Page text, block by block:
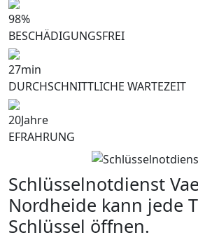
98%
BESCHÄDIGUNGSFREI
27min
DURCHSCHNITTLICHE WARTEZEIT
20Jahre
EFRAHRUNG
Schlüsselnotdienst
Nordheide kann jede
Schlüssel öffnen.